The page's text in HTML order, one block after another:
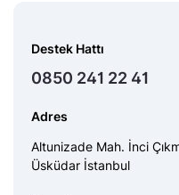
Destek Hattı
0850 241 22 41
Adres
Altunizade Mah. İnci
Üsküdar İstanbul